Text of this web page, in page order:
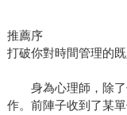
推薦序
打破你對時間管理的
身為心理師，除了
作。前陣子收到了某